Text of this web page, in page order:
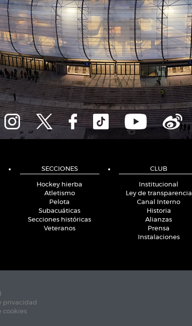
SECCIONES
Hockey hierba
Atletismo
Pelota
Subacuáticas
Secciones históricas
Veteranos
CLUB
Institucional
Ley de transparencia
Canal Interno
Historia
Alianzas
Prensa
Instalaciones
privacidad
cookies